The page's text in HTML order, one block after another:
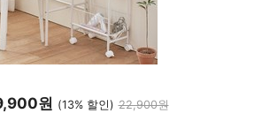
원 (13% 할인) 22,900원